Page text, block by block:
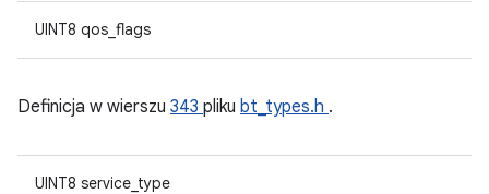
UINT8 qos_flags
Definicja w wierszu 343 pliku bt_types.h .
UINT8 service_type